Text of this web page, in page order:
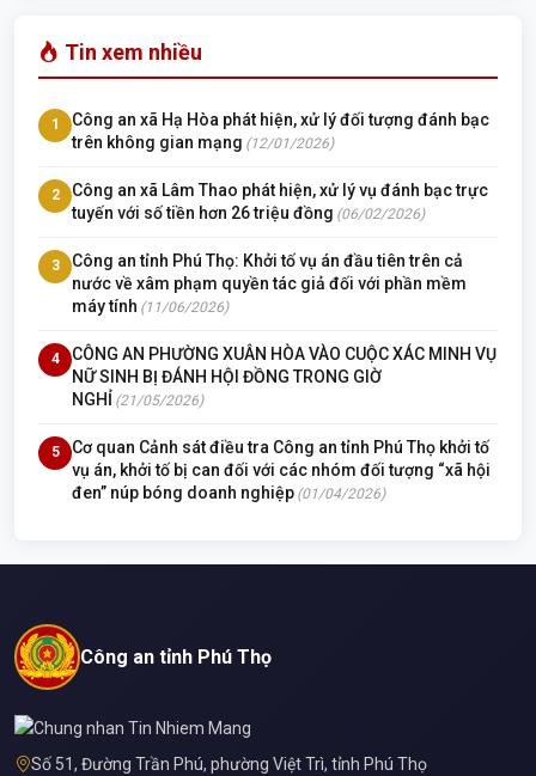
Tin xem nhiều
1
Công an xã Hạ Hòa phát hiện, xử lý đối tượng đánh bạc
trên không gian mạng (12/01/2026)
2
Công an xã Lâm Thao phát hiện, xử lý vụ đánh bạc trực
tuyến với số tiền hơn 26 triệu đồng (06/02/2026)
3
Công an tỉnh Phú Thọ: Khởi tố vụ án đầu tiên trên cả
nước về xâm phạm quyền tác giả đối với phần mềm
máy tính (11/06/2026)
4
CÔNG AN PHƯỜNG XUÂN HÒA VÀO CUỘC XÁC MINH VỤ
NỮ SINH BỊ ĐÁNH HỘI ĐỒNG TRONG GIỜ
NGHỈ (21/05/2026)
5
Cơ quan Cảnh sát điều tra Công an tỉnh Phú Thọ khởi tố
vụ án, khởi tố bị can đối với các nhóm đối tượng “xã hội
đen” núp bóng doanh nghiệp (01/04/2026)
Công an tỉnh Phú Thọ
Số 51, Đường Trần Phú, phường Việt Trì, tỉnh Phú Thọ